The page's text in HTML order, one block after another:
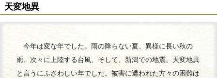
天変地異
今年は変な年でした。雨の降らない夏、異様に長い秋の
雨、次々に上陸する台風、そして、新潟での地震。天変地異
と言うにふさわしい年でした。被害に遭われた方々の困難は